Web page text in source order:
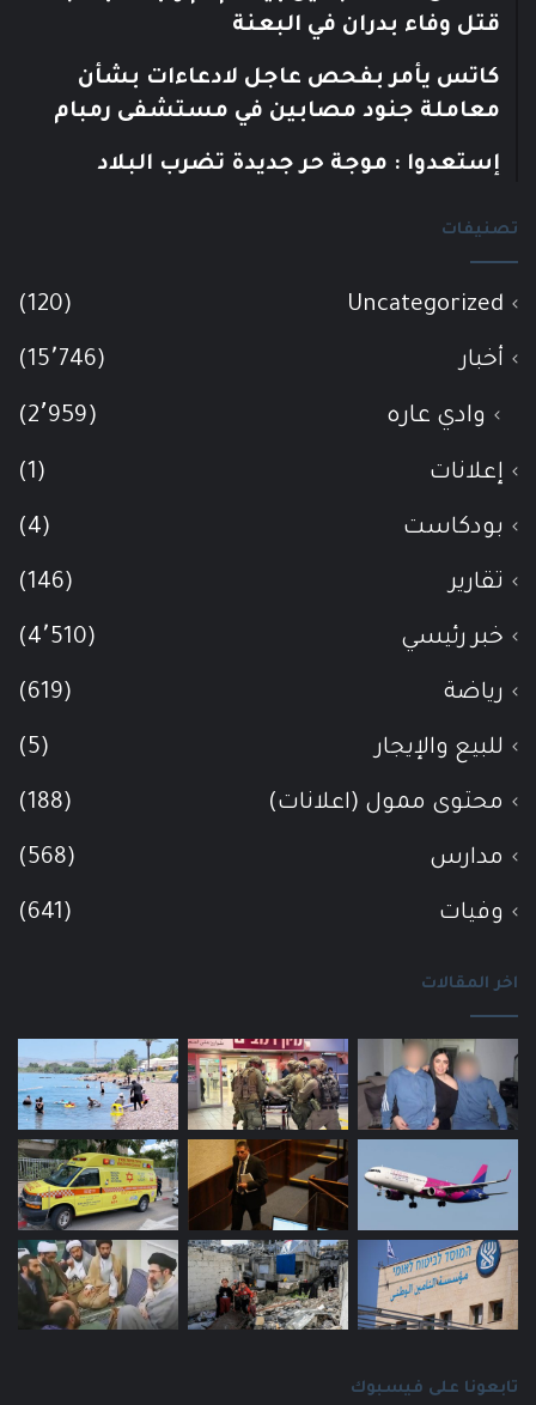
قتل وفاء بدران في البعنة
كاتس يأمر بفحص عاجل لادعاءات بشأن
معاملة جنود مصابين في مستشفى رمبام
إستعدوا : موجة حر جديدة تضرب البلاد
تصنيفات
Uncategorized
(120)
أخبار (15٬746)
وادي عاره (2٬959)
إعلانات (1)
بودكاست (4)
تقارير (146)
خبر رئيسي (4٬510)
رياضة (619)
للبيع والإيجار (5)
محتوى ممول (اعلانات) (188)
مدارس (568)
وفيات (641)
اخر المقالات
تابعونا على فيسبوك